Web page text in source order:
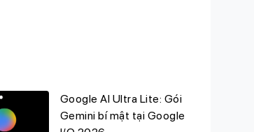
Google AI Ultra Lite: Gói
Gemini bí mật tại Google